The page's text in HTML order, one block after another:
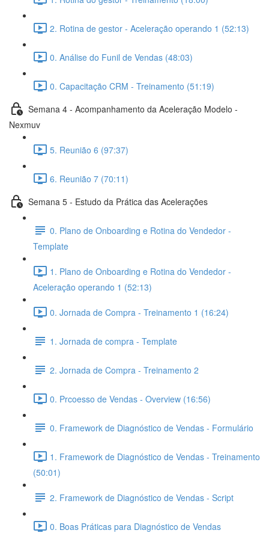
2. Rotina de gestor - Aceleração operando 1 (52:13)
0. Análise do Funil de Vendas (48:03)
0. Capacitação CRM - Treinamento (51:19)
Semana 4 - Acompanhamento da Aceleração Modelo -
Nexmuv
5. Reunião 6 (97:37)
6. Reunião 7 (70:11)
Semana 5 - Estudo da Prática das Acelerações
0. Plano de Onboarding e Rotina do Vendedor -
Template
1. Plano de Onboarding e Rotina do Vendedor -
Aceleração operando 1 (52:13)
0. Jornada de Compra - Treinamento 1 (16:24)
1. Jornada de compra - Template
2. Jornada de Compra - Treinamento 2
0. Prcoesso de Vendas - Overview (16:56)
0. Framework de Diagnóstico de Vendas - Formulário
1. Framework de Diagnóstico de Vendas - Treinamento
(50:01)
2. Framework de Diagnóstico de Vendas - Script
0. Boas Práticas para Diagnóstico de Vendas